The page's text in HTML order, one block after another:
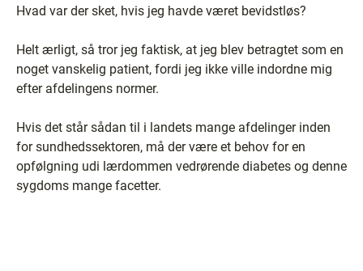
Hvad var der sket, hvis jeg havde været bevidstløs?
Helt ærligt, så tror jeg faktisk, at jeg blev betragtet som en
noget vanskelig patient, fordi jeg ikke ville indordne mig
efter afdelingens normer.
Hvis det står sådan til i landets mange afdelinger inden
for sundhedssektoren, må der være et behov for en
opfølgning udi lærdommen vedrørende diabetes og denne
sygdoms mange facetter.